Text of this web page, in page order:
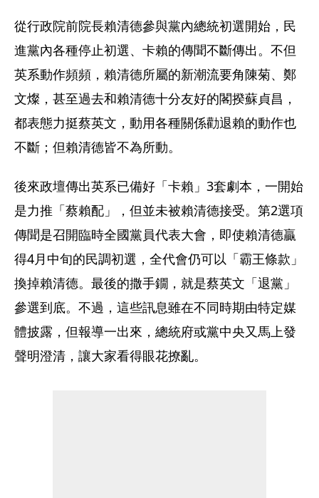
從行政院前院長賴清德參與黨內總統初選開始，民
進黨內各種停止初選、卡賴的傳聞不斷傳出。不但
英系動作頻頻，賴清德所屬的新潮流要角陳菊、鄭
文燦，甚至過去和賴清德十分友好的閣揆蘇貞昌，
都表態力挺蔡英文，動用各種關係勸退賴的動作也
不斷；但賴清德皆不為所動。
後來政壇傳出英系已備好「卡賴」3套劇本，一開始
是力推「蔡賴配」，但並未被賴清德接受。第2選項
傳聞是召開臨時全國黨員代表大會，即使賴清德贏
得4月中旬的民調初選，全代會仍可以「霸王條款」
換掉賴清德。最後的撒手鐗，就是蔡英文「退黨」
參選到底。不過，這些訊息雖在不同時期由特定媒
體披露，但報導一出來，總統府或黨中央又馬上發
聲明澄清，讓大家看得眼花撩亂。